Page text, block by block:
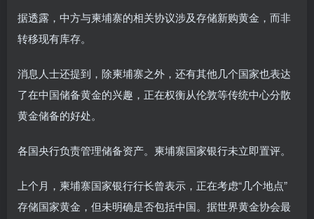
据透露，中方与柬埔寨的相关协议涉及存储新购黄金，而非
转移现有库存。
消息人士还提到，除柬埔寨之外，还有其他几个国家也表达
了在中国储备黄金的兴趣，正在权衡从伦敦等传统中心分散
黄金储备的好处。
各国央行负责管理储备资产。柬埔寨国家银行未立即置评。
上个月，柬埔寨国家银行行长曾表示，正在考虑“几个地点”
存储国家黄金，但未明确是否包括中国。据世界黄金协会最